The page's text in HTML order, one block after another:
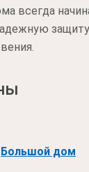
всегда
Большой дом